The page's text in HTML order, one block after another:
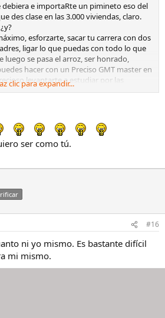
e importaRte un pimineto eso del
des clase en las 3.000 viviendas, claro.
esforzarte, sacar tu carrera con dos
ligar lo que puedas con todo lo que
luego se pasa el arroz, ser honrado,
hacer con un Preciso GMT master en
levantarte a estudiar por las
o despertarte en la cama de alguna
No se repetirá.Te garantizo que
ve por él. No lo dudes ni un cochino
clic para expandir...
ser como tú.
#16
ni yo mismo. Es bastante difícil
mi mismo.